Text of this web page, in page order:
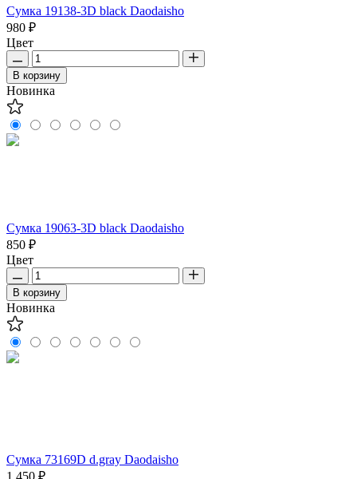
Сумка 19138-3D black Daodaisho
980 ₽
Цвет
В корзину
Новинка
Сумка 19063-3D black Daodaisho
850 ₽
Цвет
В корзину
Новинка
Сумка 73169D d.gray Daodaisho
1 450 ₽